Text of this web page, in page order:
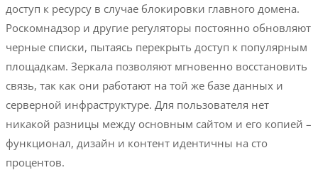
доступ к ресурсу в случае блокировки главного домена.
Роскомнадзор и другие регуляторы постоянно обновляют
черные списки, пытаясь перекрыть доступ к популярным
площадкам. Зеркала позволяют мгновенно восстановить
связь, так как они работают на той же базе данных и
серверной инфраструктуре. Для пользователя нет
никакой разницы между основным сайтом и его копией –
функционал, дизайн и контент идентичны на сто
процентов.